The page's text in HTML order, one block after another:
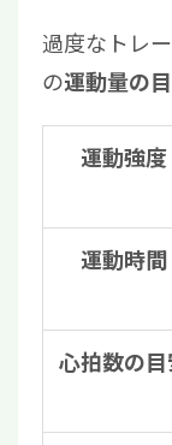
過度なトレ
の運動量の
運動強度
運動時間
心拍数の目